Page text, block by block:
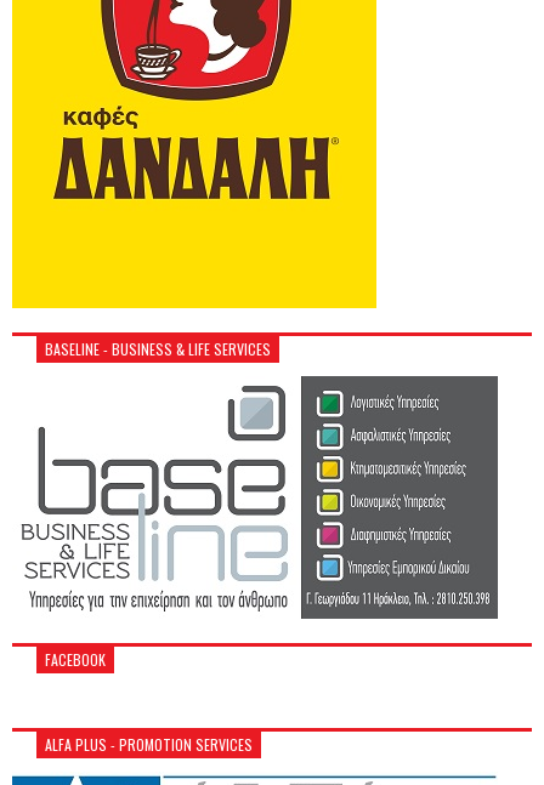
BASELINE - BUSINESS & LIFE SERVICES
FACEBOOK
ALFA PLUS - PROMOTION SERVICES